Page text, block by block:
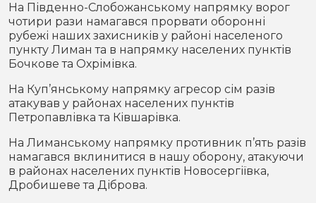
На Південно-Слобожанському напрямку ворог
чотири рази намагався прорвати оборонні
рубежі наших захисників у районі населеного
пункту Лиман та в напрямку населених пунктів
Бочкове та Охрімівка.
На Куп’янському напрямку агресор сім разів
атакував у районах населених пунктів
Петропавлівка та Ківшарівка.
На Лиманському напрямку противник п’ять разів
намагався вклинитися в нашу оборону, атакуючи
в районах населених пунктів Новосергіївка,
Дробишеве та Діброва.